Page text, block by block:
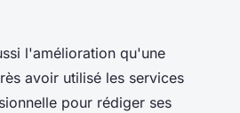
l'amélioration qu'une
avoir utilisé les services
pour rédiger ses